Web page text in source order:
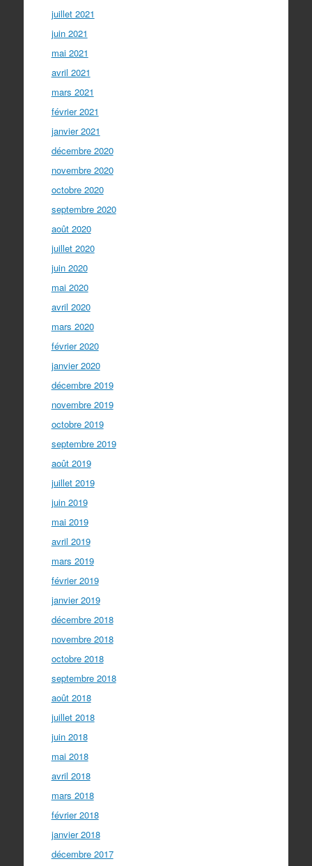
juillet 2021
juin 2021
mai 2021
avril 2021
mars 2021
février 2021
janvier 2021
décembre 2020
novembre 2020
octobre 2020
septembre 2020
août 2020
juillet 2020
juin 2020
mai 2020
avril 2020
mars 2020
février 2020
janvier 2020
décembre 2019
novembre 2019
octobre 2019
septembre 2019
août 2019
juillet 2019
juin 2019
mai 2019
avril 2019
mars 2019
février 2019
janvier 2019
décembre 2018
novembre 2018
octobre 2018
septembre 2018
août 2018
juillet 2018
juin 2018
mai 2018
avril 2018
mars 2018
février 2018
janvier 2018
décembre 2017